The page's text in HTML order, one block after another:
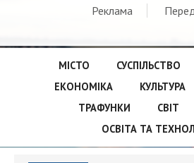
Реклама
МІСТО СУСПІЛЬСТВО
ЕКОНОМІКА
КУЛЬТУРА
ТРАФУНКИ
СВІТ
ОСВІТА ТА